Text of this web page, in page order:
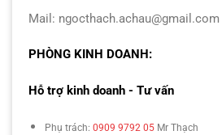
Mail: ngocthach.achau@gmail.com
PHÒNG KINH DOANH:
Hỗ trợ kinh doanh - Tư vấn
Phụ trách: 0909 9792 05 Mr Thạch